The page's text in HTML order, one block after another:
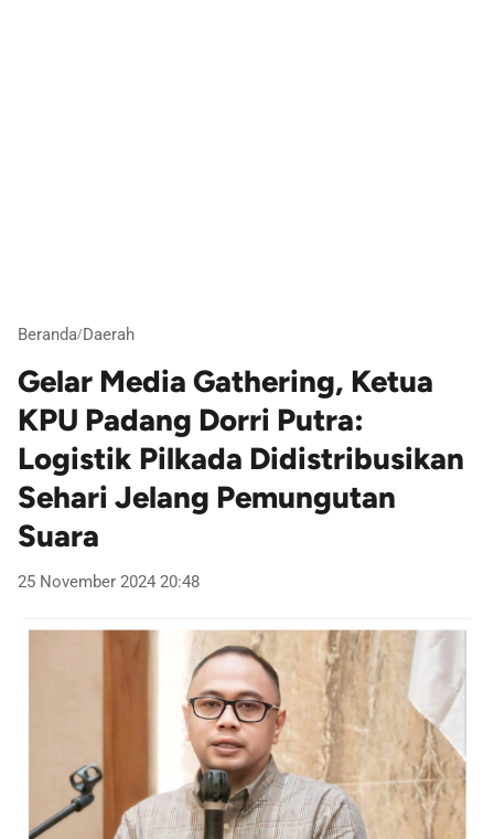
Beranda/Daerah
Gelar Media Gathering, Ketua
KPU Padang Dorri Putra:
Logistik Pilkada Didistribusikan
Sehari Jelang Pemungutan
Suara
25 November 2024 20:48